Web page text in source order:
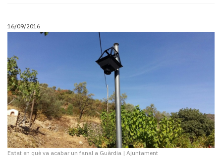
16/09/2016
Estat en què va acabar un fanal a Guàrdia | Ajuntament